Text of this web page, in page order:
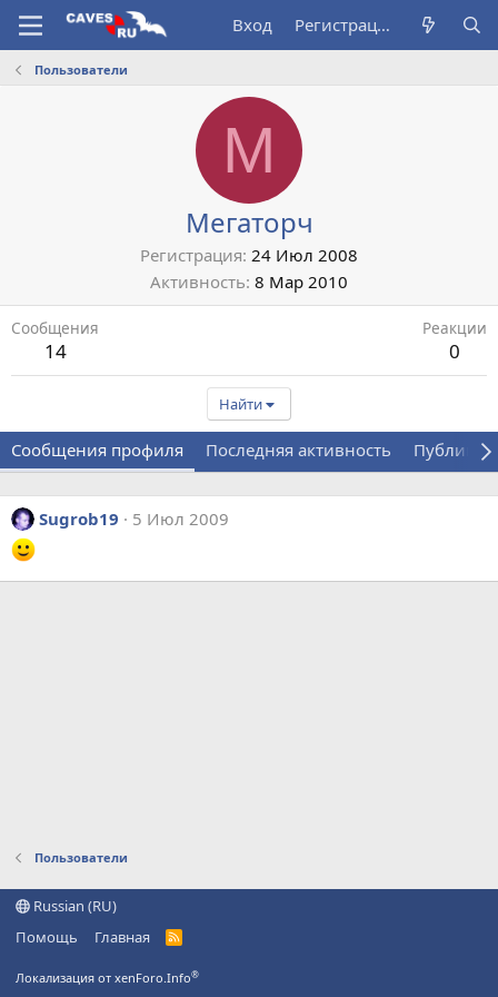
Вход Регистрация
Пользователи
М
Мегаторч
Регистрация 24 Июл 2008
Активность 8 Мар 2010
Сообщения
14
Реакции
0
Найти
Сообщения профиля Последняя активность
Sugrob19 5 Июл 2009
Пользователи
Russian (RU)
Помощь
Главная
R
Локализация от xenForo.Info®